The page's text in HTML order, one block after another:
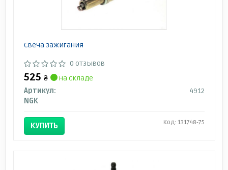
Свеча зажигания
0 отзывов
525 ₴
на складе
Артикул:
4912
NGK
КУПИТЬ Код: 131748-75